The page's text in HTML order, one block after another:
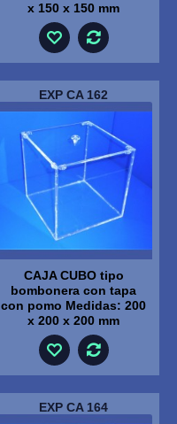
x 150 x 150 mm
EXP CA 162
CAJA CUBO tipo
bombonera con tapa
con pomo Medidas: 200
x 200 x 200 mm
EXP CA 164